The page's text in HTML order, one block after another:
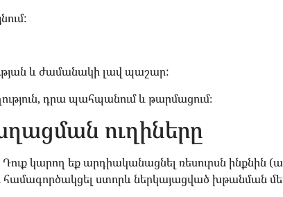
և ժամանակի լավ պաշար:
դրա պահպանում և թարմացում։
ուղիները
կարող եք արդիականացնել ռեսուրսն ինքնին
համագործակցել ստորև ներկայացված խթանման